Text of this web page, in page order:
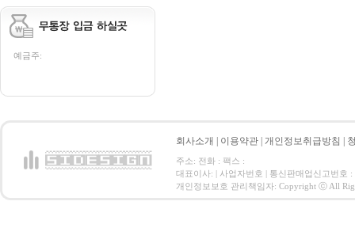
예금주:
회사소개 이용약관 개인정보취급방침
주소: 전화 : 팩스 :
대표이사: | 사업자번호 | 통신판매업신고번호 :
개인정보보호 관리책임자: Copyright ⓒ All